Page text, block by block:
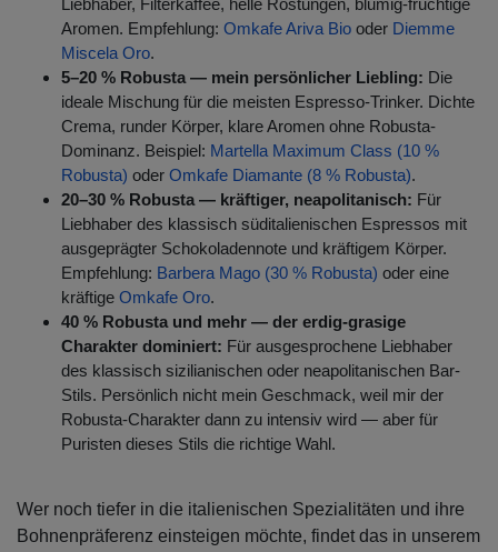
Liebhaber, Filterkaffee, helle Röstungen, blumig-fruchtige
Aromen. Empfehlung: Omkafe Ariva Bio oder Diemme
Miscela Oro.
5–20 % Robusta — mein persönlicher Liebling: Die
ideale Mischung für die meisten Espresso-Trinker. Dichte
Crema, runder Körper, klare Aromen ohne Robusta-
Dominanz. Beispiel: Martella Maximum Class (10 %
Robusta) oder Omkafe Diamante (8 % Robusta).
20–30 % Robusta — kräftiger, neapolitanisch: Für
Liebhaber des klassisch süditalienischen Espressos mit
ausgeprägter Schokoladennote und kräftigem Körper.
Empfehlung: Barbera Mago (30 % Robusta) oder eine
kräftige Omkafe Oro.
40 % Robusta und mehr — der erdig-grasige
Charakter dominiert: Für ausgesprochene Liebhaber
des klassisch sizilianischen oder neapolitanischen Bar-
Stils. Persönlich nicht mein Geschmack, weil mir der
Robusta-Charakter dann zu intensiv wird — aber für
Puristen dieses Stils die richtige Wahl.
Wer noch tiefer in die italienischen Spezialitäten und ihre
Bohnenpräferenz einsteigen möchte, findet das in unserem